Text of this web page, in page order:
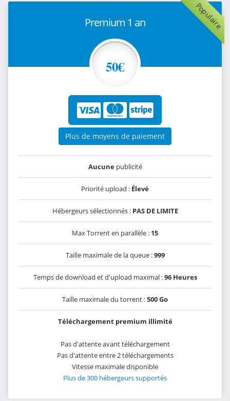
Populaire
Premium 1 an
50€
Plus de moyens de paiement
Aucunepublicité
Priorité upload : Élevé
Hébergeurs sélectionnés : PAS DE LIMITE
Max Torrent en parallèle : 15
Taille maximale de la queue :999
Temps de download et d'upload maximal :96 Heures
Taille maximale du torrent :500 Go
Téléchargement premium illimité
Pas d'attente avant téléchargement
Pas d'attente entre 2 téléchargements
Vitesse maximale disponible
Plus de 300 hébergeurs supportés